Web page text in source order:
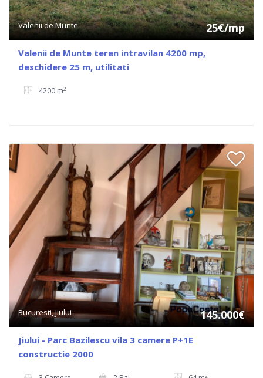
Valenii de Munte 25€/mp
Valenii de Munte teren intravilan 4200 mp,
deschidere 25 m, utilitati
4200 m2
Bucuresti, Jiului 145.000€
Jiului - Parc Bazilescu vila 3 camere P+1E
constructie 2000
2